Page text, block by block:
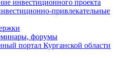
инвестиционного проекта
привлекательные
форумы
портал Курганской области